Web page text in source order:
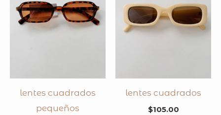
lentes cuadrados
pequeños
lentes cuadrados
$105.00